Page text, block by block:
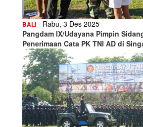
BALI - Rabu, 3 Des 2025
Pangdam IX/Udayana Pimpin
Penerimaan Cata PK TNI AD di